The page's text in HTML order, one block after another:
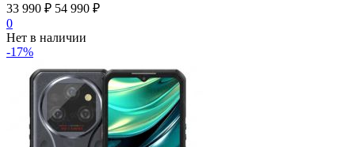
33 990 ₽ 54 990 ₽
0
Нет в наличии
-17%